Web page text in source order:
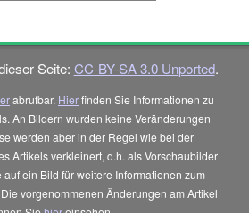
Seite: CC-BY-SA 3.0 Unported.
abrufbar. Hierfinden Sie Informationen zu
An Bildern wurden keine Veränderungen
werden aber in der Regel wie bei der
Artikels verkleinert, d.h. als Vorschaubilder
ein Bild für weitere Informationen zum
vorgenommenen Änderungen am Artikel